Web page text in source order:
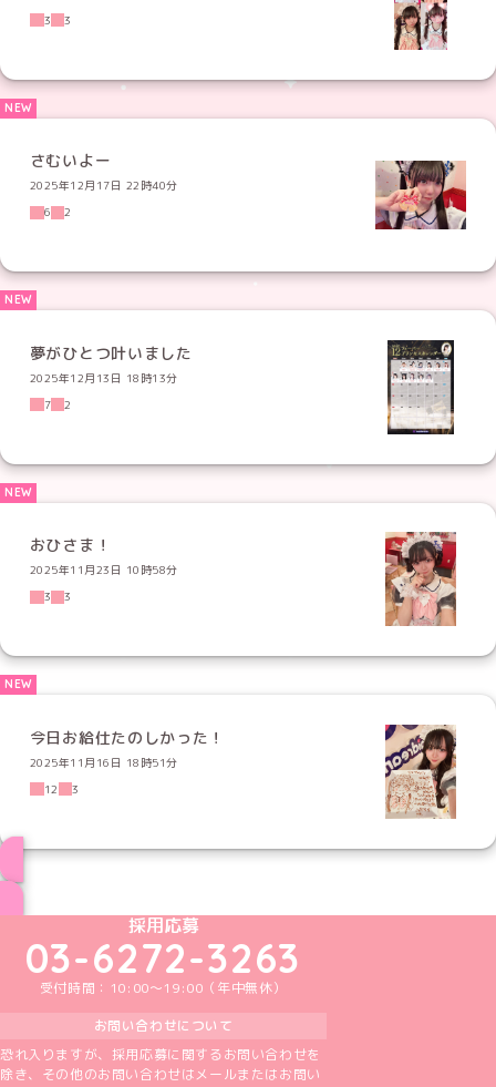
3
3
さむいよー
2025年12月17日 22時40分
6
2
夢がひとつ叶いました
2025年12月13日 18時13分
7
2
おひさま！
2025年11月23日 10時58分
3
3
今日お給仕たのしかった！
2025年11月16日 18時51分
12
3
めいどりーみんTikTok公式アカウント
めいどりーみんX公式アカウント
めいどりーみんInstagram公式アカウント
めいどりーみんFacebook公式アカウン
めいどりーみんYouTube公式アカ
採用応募
03-6272-3263
受付時間：10:00～19:00（年中無休）
お問い合わせについて
恐れ入りますが、採用応募に関するお問い合わせを
除き、その他のお問い合わせはメールまたはお問い